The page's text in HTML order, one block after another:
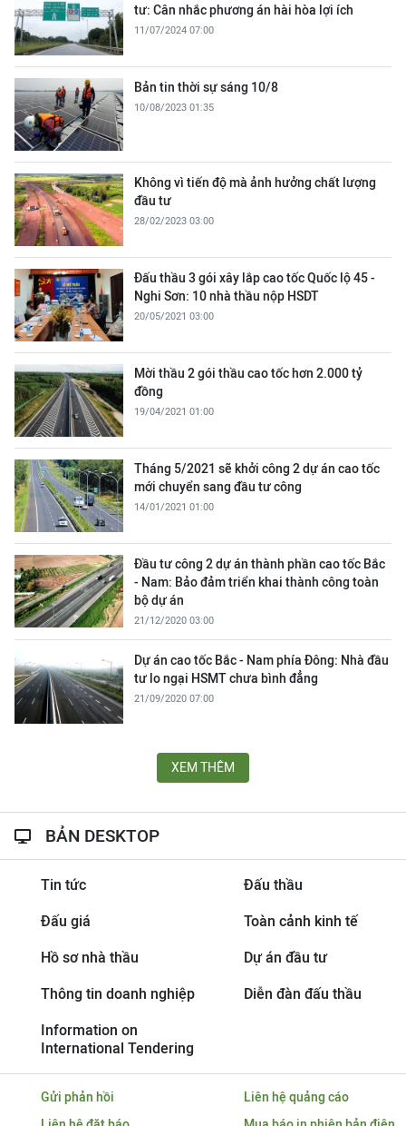
tư: Cân nhắc phương án hài hòa lợi ích
11/07/2024 07:00
Bản tin thời sự sáng 10/8
10/08/2023 01:35
Không vì tiến độ mà ảnh hưởng chất lượng
đầu tư
28/02/2023 03:00
Đấu thầu 3 gói xây lắp cao tốc Quốc lộ 45 -
Nghi Sơn: 10 nhà thầu nộp HSDT
20/05/2021 03:00
Mời thầu 2 gói thầu cao tốc hơn 2.000 tỷ
đồng
19/04/2021 01:00
Tháng 5/2021 sẽ khởi công 2 dự án cao tốc
mới chuyển sang đầu tư công
14/01/2021 01:00
Đầu tư công 2 dự án thành phần cao tốc Bắc
- Nam: Bảo đảm triển khai thành công toàn
bộ dự án
21/12/2020 03:00
Dự án cao tốc Bắc - Nam phía Đông: Nhà đầu
tư lo ngại HSMT chưa bình đẳng
21/09/2020 07:00
XEM THÊM
BẢN DESKTOP
Tin tức Đấu thầu
Đấu giá Toàn cảnh kinh tế
Hồ sơ nhà thầu Dự án đầu tư
Thông tin doanh nghiệp Diễn đàn đấu thầu
Information on
International Tendering
Gửi phản hồi
Liên hệ quảng cáo